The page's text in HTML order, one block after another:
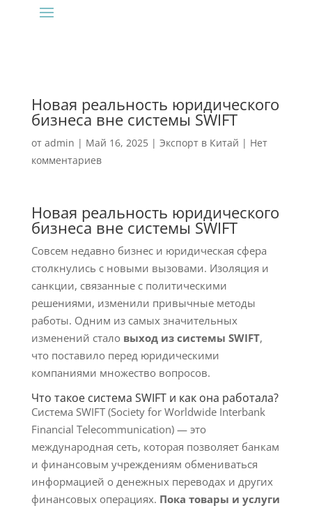
Новая реальность юридического
бизнеса вне системы SWIFT
от admin | Май 16, 2025| Экспорт в Китай | Нет
комментариев
Новая реальность юридического
бизнеса вне системы SWIFT
Совсем недавно бизнес и юридическая сфера
столкнулись с новыми вызовами. Изоляция и
санкции, связанные с политическими
решениями, изменили привычные методы
работы. Одним из самых значительных
изменений стало выход из системы SWIFT,
что поставило перед юридическими
компаниями множество вопросов.
Что такое система SWIFT и как она работала?
Система SWIFT (Society for Worldwide Interbank
Financial Telecommunication) — это
международная сеть, которая позволяет банкам
и финансовым учреждениям обмениваться
информацией о денежных переводах и других
финансовых операциях. Пока товары и услуги